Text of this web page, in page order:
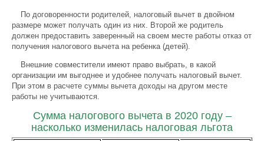
По договоренности родителей, налоговый вычет в двойном
размере может получать один из них. Второй же родитель
должен предоставить заверенный на своем месте работы отказ от
получения налогового вычета на ребенка (детей).
Внешние совместители имеют право выбрать, в какой
организации им выгоднее и удобнее получать налоговый вычет.
При этом в расчете суммы вычета доходы на другом месте
работы не учитываются.
Сумма налогового вычета в 2020 году –
насколько изменилась налоговая льгота